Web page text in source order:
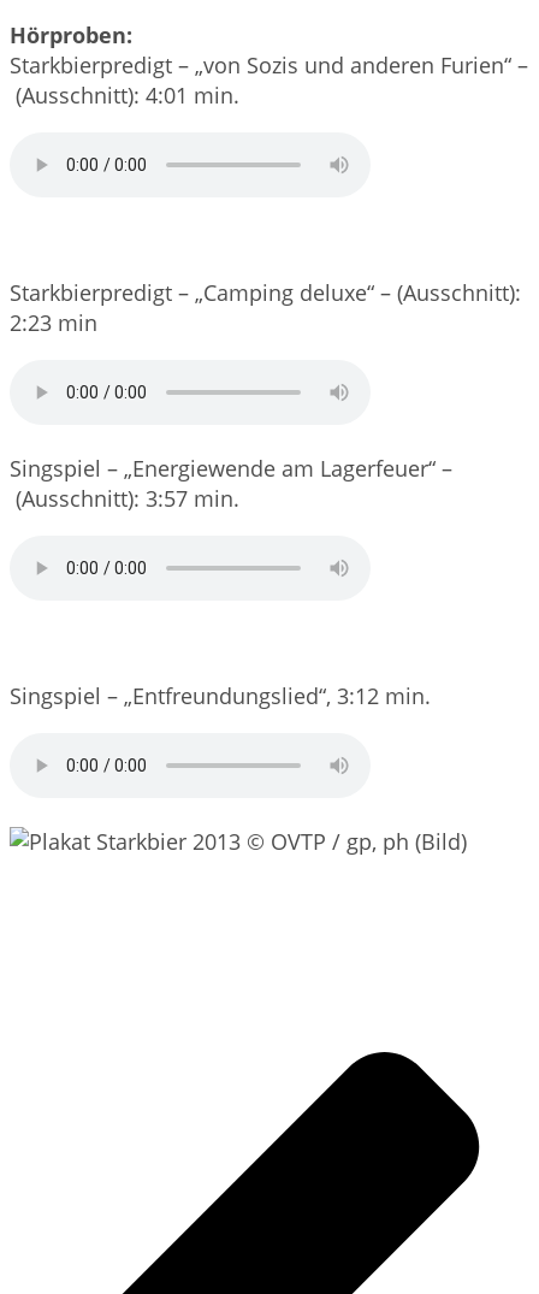
Hörproben:
Starkbierpredigt – „von Sozis und anderen Furien“ –
(Ausschnitt): 4:01 min.
Starkbierpredigt – „Camping deluxe“ – (Ausschnitt):
2:23 min
Singspiel – „Energiewende am Lagerfeuer“ –
(Ausschnitt): 3:57 min.
Singspiel – „Entfreundungslied“, 3:12 min.